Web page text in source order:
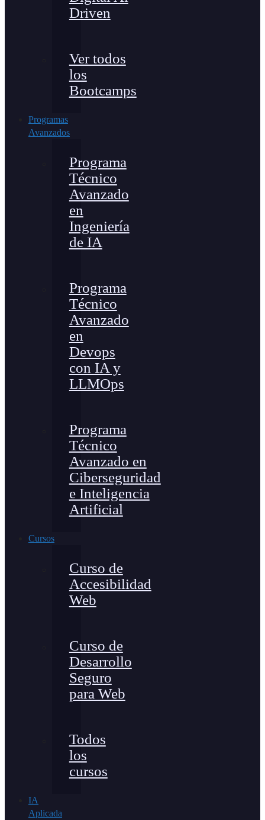
Driven
Ver todos
los
Bootcamps
Programas
Avanzados
Programa
Técnico
Avanzado
en
Ingeniería
de IA
Programa
Técnico
Avanzado
en
Devops
con IA y
LLMOps
Programa
Técnico
Avanzado en
Ciberseguridad
e Inteligencia
Artificial
Cursos
Curso de
Accesibilidad
Web
Curso de
Desarrollo
Seguro
para Web
Todos
los
cursos
IA
Aplicada